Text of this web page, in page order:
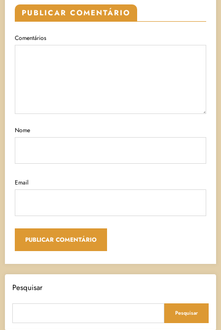
PUBLICAR COMENTÁRIO
Comentários
Nome
Email
Pesquisar
Pesquisar